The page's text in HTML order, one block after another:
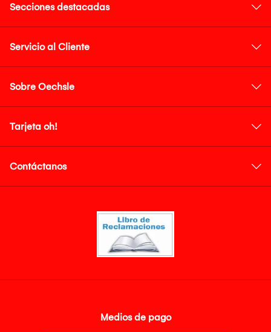
Secciones destacadas
Servicio al Cliente
Sobre Oechsle
Tarjeta oh!
Contáctanos
Medios de pago